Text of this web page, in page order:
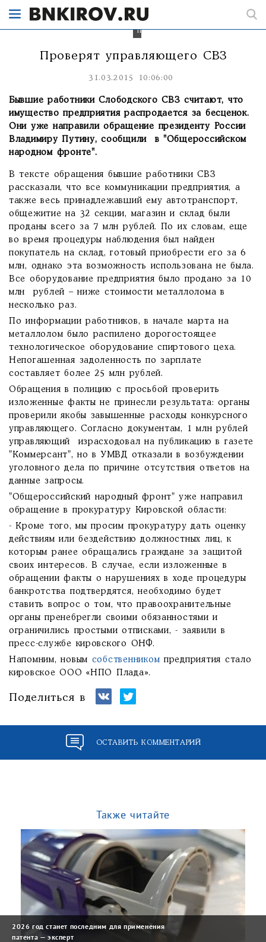
спиртоводочной
продукции.
Проверят управляющего СВЗ
31.03.2015 10:06:00
Бывшие работники Слободского СВЗ считают, что
имущество предприятия распродается за бесценок.
Они уже направили обращение президенту России
Владимиру Путину, сообщили в "Общероссийском
народном фронте".
В тексте обращения бывшие работники СВЗ
рассказали, что все коммуникации предприятия, а
также весь принадлежавший ему автотранспорт,
общежитие на 32 секции, магазин и склад были
проданы всего за 7 млн рублей. По их словам, еще
во время процедуры наблюдения был найден
покупатель на склад, готовый приобрести его за 6
млн, однако эта возможность использована не была.
Все оборудование предприятия было продано за 10
млн рублей – ниже стоимости металлолома в
несколько раз.
По информации работников, в начале марта на
металлолом было распилено дорогостоящее
технологическое оборудование спиртового цеха.
Непогашенная задоленность по зарплате
составляет более 25 млн рублей.
Обращения в полицию с просьбой проверить
изложенные факты не принесли результата: органы
проверили якобы завышенные расходы конкурсного
управляющего. Согласно документам, 1 млн рублей
управляющий израсходовал на публикацию в газете
"Коммерсант", но в УМВД отказали в возбуждении
уголовного дела по причине отсутствия ответов на
данные запросы.
"Общероссийский народный фронт" уже направил
обращение в прокуратуру Кировской области:
- Кроме того, мы просим прокуратуру дать оценку
действиям или бездействию должностных лиц, к
которым ранее обращались граждане за защитой
своих интересов. В случае, если изложенные в
обращении факты о нарушениях в ходе процедуры
банкротства подтвердятся, необходимо будет
ставить вопрос о том, что правоохранительные
органы пренебрегли своими обязанностями и
ограничились простыми отписками, - заявили в
пресс-службе кировского ОНФ.
Напомним, новым собственником предприятия стало
кировское ООО «НПО Плада».
Поделиться в
ОСТАВИТЬ КОММЕНТАРИЙ
Также читайте
2026 год станет последним для применения
патента — эксперт